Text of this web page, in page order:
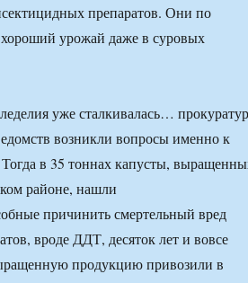
препаратов. Они по
урожай даже в суровых
уже сталкивалась…
возникли вопросы именно к
в 35 тоннах капусты,
районе, нашли
причинить смертельный вред
вроде ДДТ, десяток лет и вовсе
продукцию привозили в